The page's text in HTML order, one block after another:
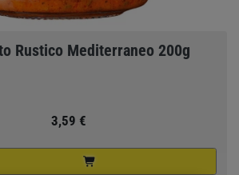
Rustico Mediterraneo 200g
3,59 €